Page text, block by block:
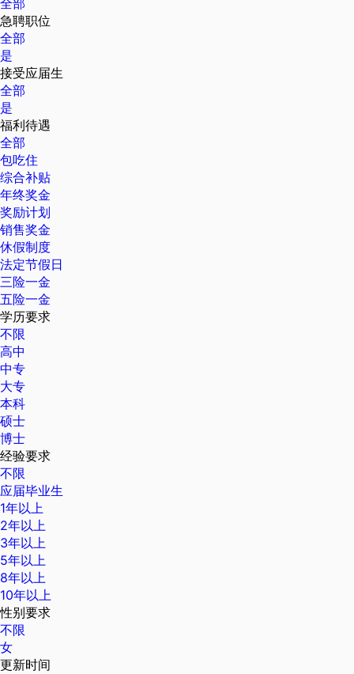
全部
急聘职位
全部
是
接受应届生
全部
是
福利待遇
全部
包吃住
综合补贴
年终奖金
奖励计划
销售奖金
休假制度
法定节假日
三险一金
五险一金
学历要求
不限
高中
中专
大专
本科
硕士
博士
经验要求
不限
应届毕业生
1年以上
2年以上
3年以上
5年以上
8年以上
10年以上
性别要求
不限
女
更新时间